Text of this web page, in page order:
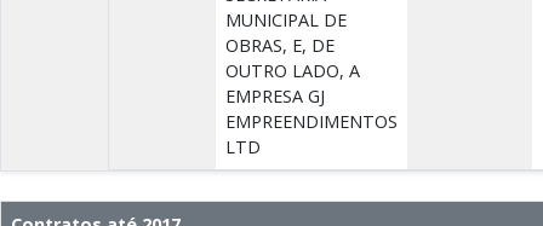
MUNICIPAL DE
OBRAS, E, DE
OUTRO LADO, A
EMPRESA GJ
EMPREENDIMENTOS
LTD